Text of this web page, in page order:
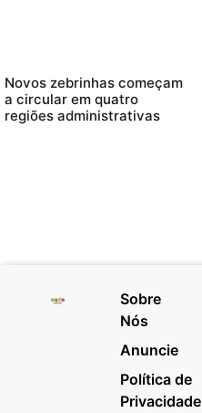
Novos zebrinhas começam
a circular em quatro
regiões administrativas
Sobre
Nós
Anuncie
Política de
Privacidade